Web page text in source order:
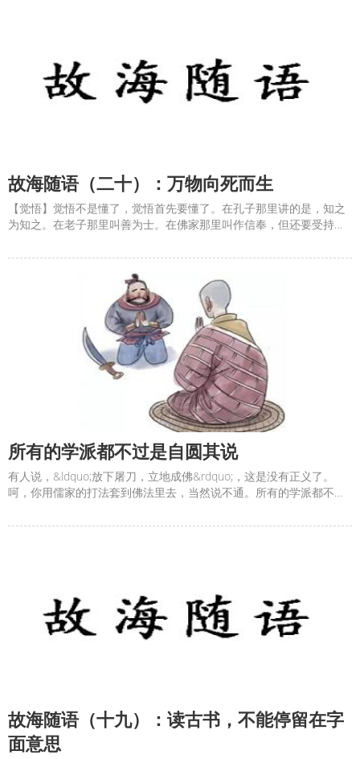
故海随语（二十）：万物向死而生
【觉悟】觉悟不是懂了，觉悟首先要懂了。在孔子那里讲的是，知之
为知之。在老子那里叫善为士。在佛家那里叫作信奉，但还要受持。
能受持，也是不能真正觉悟。所以，孔子很是佩服颜回的天资
&mdash;&mdash;如愚。儒释道三家，在这里就统一了，既知又愚
所有的学派都不过是自圆其说
有人说，&ldquo;放下屠刀，立地成佛&rdquo;，这是没有正义了。
呵，你用儒家的打法套到佛法里去，当然说不通。所有的学派都不过
国文化是这样。所以，《金刚经》云：&ldquo;一切圣贤皆以无为法而
故海随语（十九）：读古书，不能停留在字
面意思